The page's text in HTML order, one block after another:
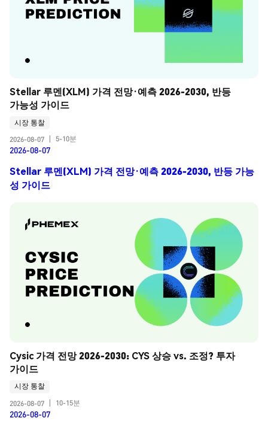
Stellar 루멘(XLM) 가격 전망·예측 2026-2030, 반등
가능성 가이드
시장 통찰
2026-08-07
5-10분
2026-08-07
Stellar 루멘(XLM) 가격 전망·예측 2026-2030, 반등 가능
성 가이드
Cysic 가격 전망 2026-2030: CYS 상승 vs. 조정? 투자
가이드
시장 통찰
2026-08-07
10-15분
2026-08-07